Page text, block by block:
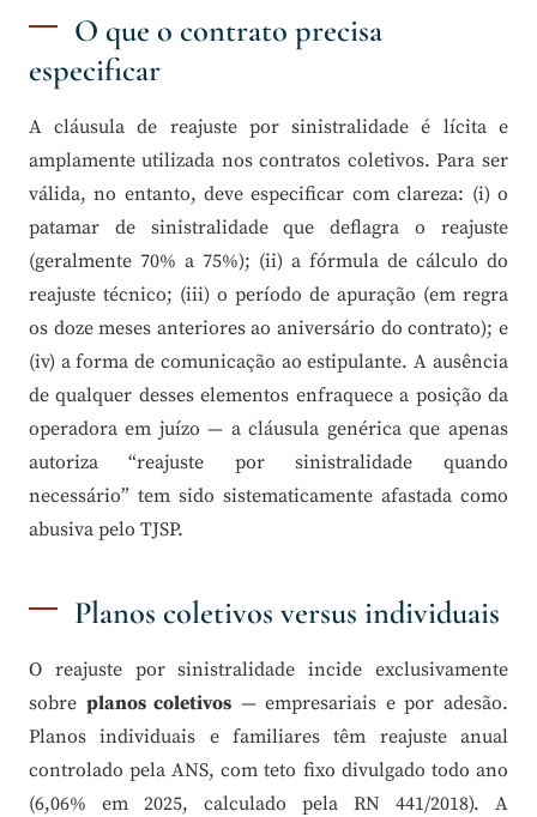
O que o contrato precisa
especificar
A cláusula de reajuste por sinistralidade é lícita e
amplamente utilizada nos contratos coletivos. Para ser
válida, no entanto, deve especificar com clareza: (i) o
patamar de sinistralidade que deflagra o reajuste
(geralmente 70% a 75%); (ii) a fórmula de cálculo do
reajuste técnico; (iii) o período de apuração (em regra
os doze meses anteriores ao aniversário do contrato); e
(iv) a forma de comunicação ao estipulante. A ausência
de qualquer desses elementos enfraquece a posição da
operadora em juízo — a cláusula genérica que apenas
autoriza “reajuste por sinistralidade quando
necessário” tem sido sistematicamente afastada como
abusiva pelo TJSP.
Planos coletivos versus individuais
O reajuste por sinistralidade incide exclusivamente
sobre planos coletivos — empresariais e por adesão.
Planos individuais e familiares têm reajuste anual
controlado pela ANS, com teto fixo divulgado todo ano
(6,06% em 2025, calculado pela RN 441/2018). A